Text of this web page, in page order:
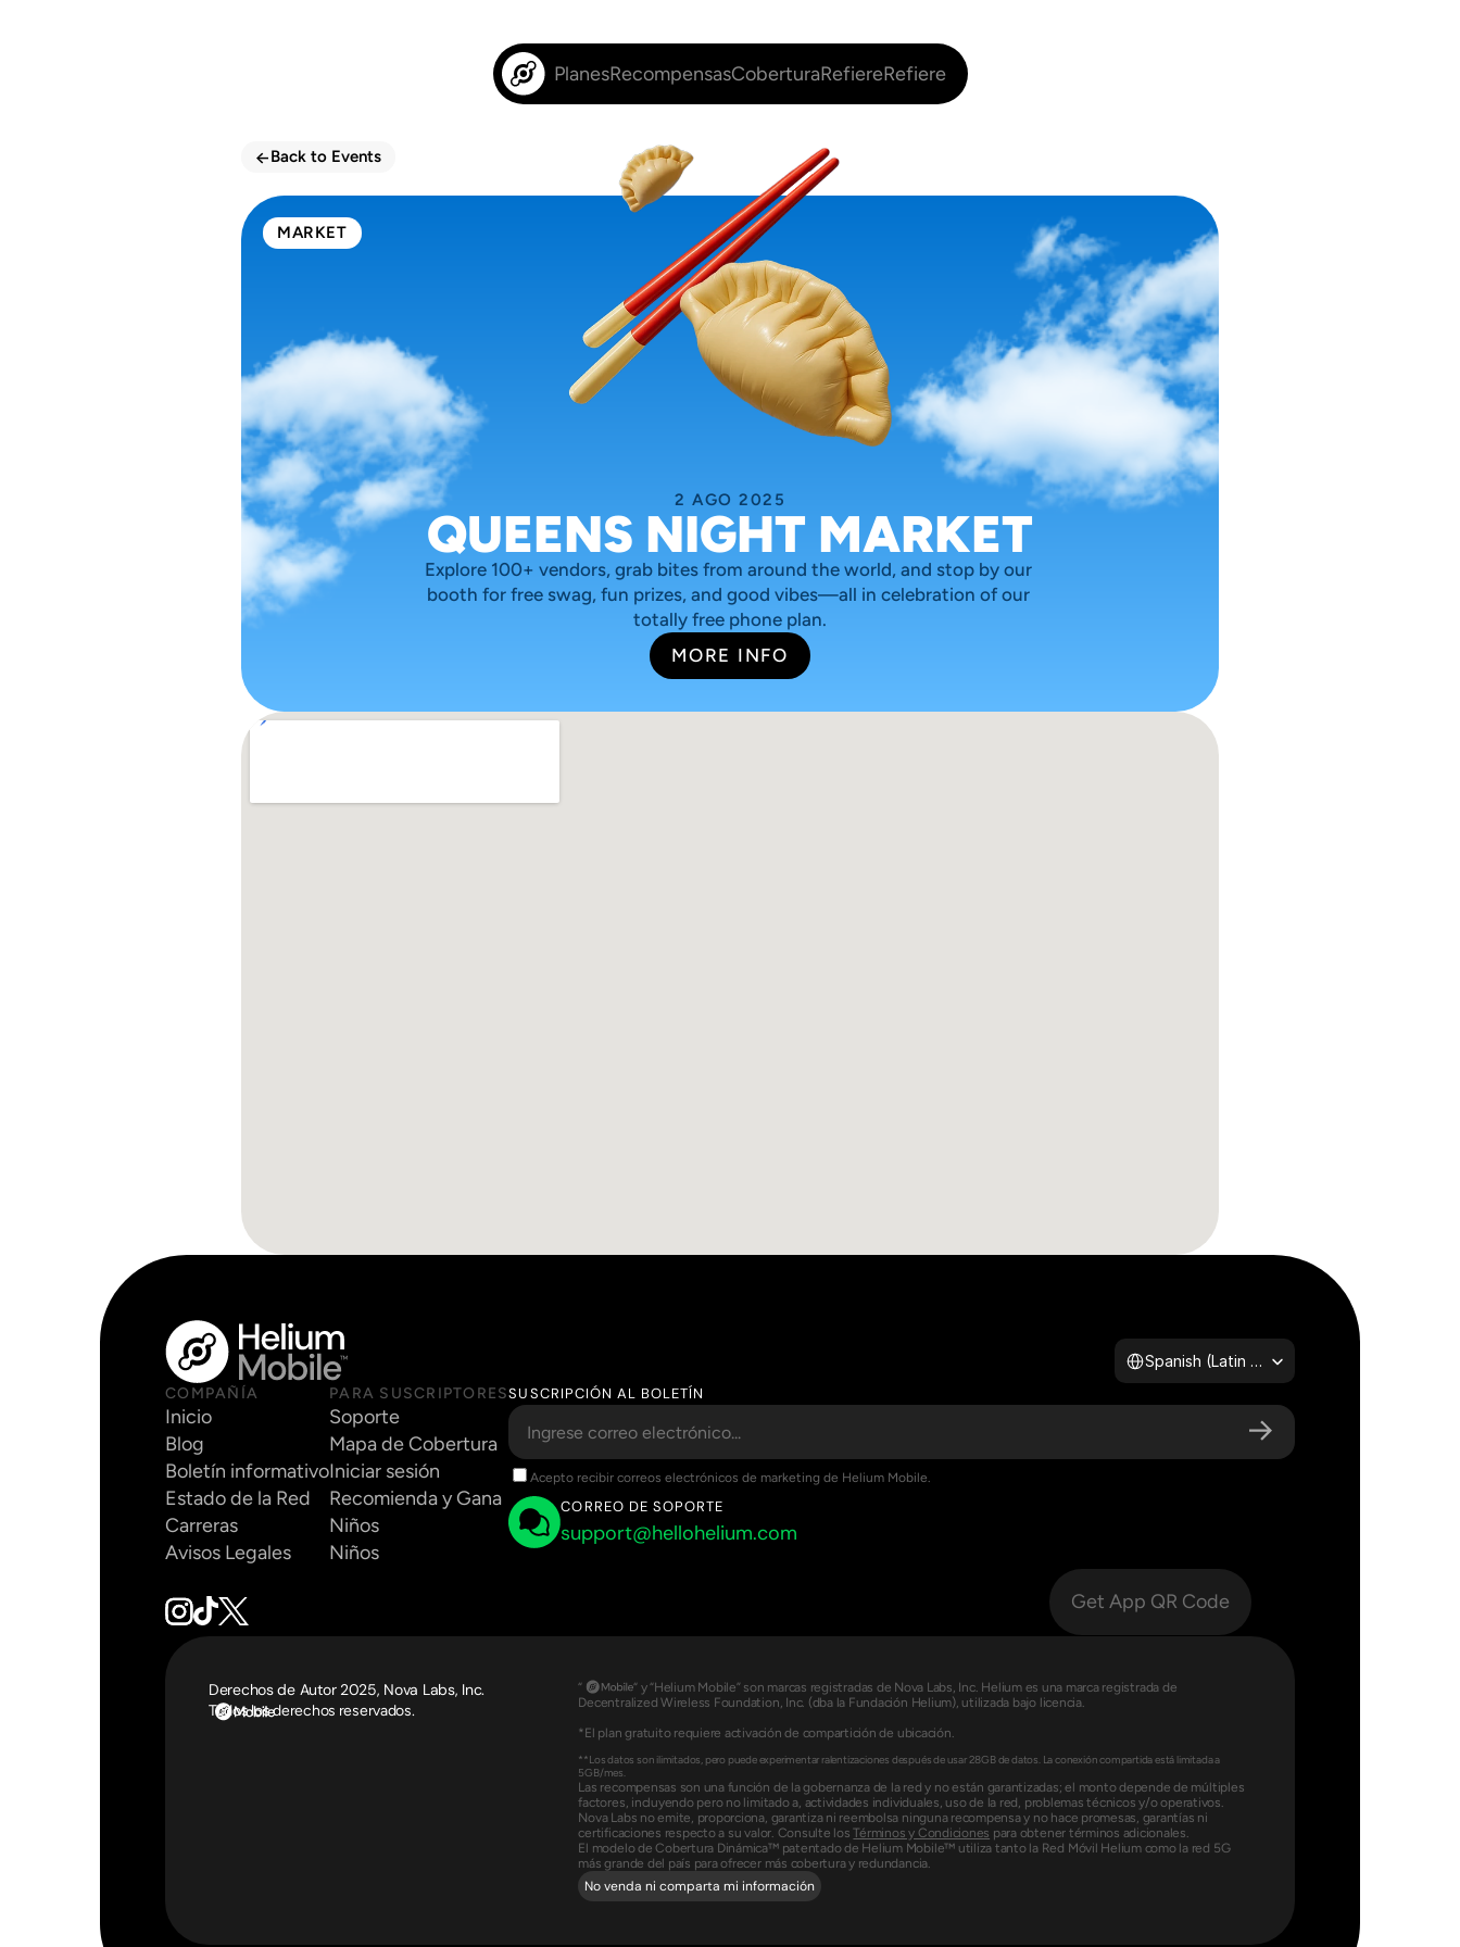
MARKET
2 AGO 2025
QUEENS NIGHT MARKET
Explore 100+ vendors, grab bites from around the world, and stop by our
booth for free swag, fun prizes, and good vibes—all in celebration of our
totally free phone plan.
MORE INFO
<-Back to Events
Select Language
Spanish (Latin America)
COMPAÑÍA
Inicio
Blog
Boletín informativo
Estado de la Red
Carreras
Avisos Legales
PARA SUSCRIPTORES
Soporte
Mapa de Cobertura
Iniciar sesión
Recomienda y Gana
Niños
Niños
SUSCRIPCIÓN AL BOLETÍN
Acepto recibir correos electrónicos de marketing de Helium Mobile.
CORREO DE SOPORTE
support@hellohelium.com
Get App QR Code
Derechos de Autor 2025, Nova Labs, Inc.
Todos los derechos reservados.
“                 “ y “Helium Mobile” son marcas registradas de Nova Labs, Inc. Helium es una marca registrada de
Decentralized Wireless Foundation, Inc. (dba la Fundación Helium), utilizada bajo licencia.
*El plan gratuito requiere activación de compartición de ubicación.
**Los datos son ilimitados, pero puede experimentar ralentizaciones después de usar 28GB de datos. La conexión compartida está limitada a
5GB/mes.
Las recompensas son una función de la gobernanza de la red y no están garantizadas; el monto depende de múltiples
factores, incluyendo pero no limitado a, actividades individuales, uso de la red, problemas técnicos y/o operativos.
Nova Labs no emite, proporciona, garantiza ni reembolsa ninguna recompensa y no hace promesas, garantías ni
certificaciones respecto a su valor. Consulte los Términos y Condiciones para obtener términos adicionales.
El modelo de Cobertura Dinámica™ patentado de Helium Mobile™ utiliza tanto la Red Móvil Helium como la red 5G
más grande del país para ofrecer más cobertura y redundancia.
No venda ni comparta mi información
PlanesRecompensasCoberturaRefiereRefiere